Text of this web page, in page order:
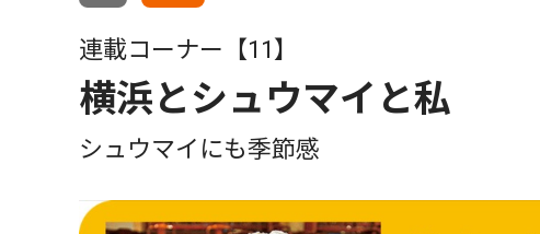
連載コーナー【11】
横浜とシュウマイと私
シュウマイにも季節感